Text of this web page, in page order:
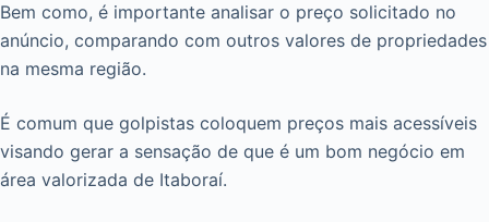
Bem como, é importante analisar o preço solicitado no
anúncio, comparando com outros valores de propriedades
na mesma região.
É comum que golpistas coloquem preços mais acessíveis
visando gerar a sensação de que é um bom negócio em
área valorizada de Itaboraí.